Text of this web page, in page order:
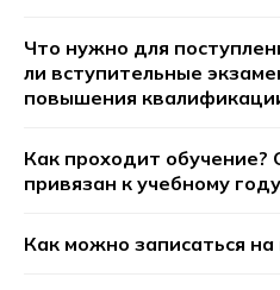
Что нужно для
ли вступительные
повышения
Как проходит обучение?
привязан к учебному
Как можно записаться на